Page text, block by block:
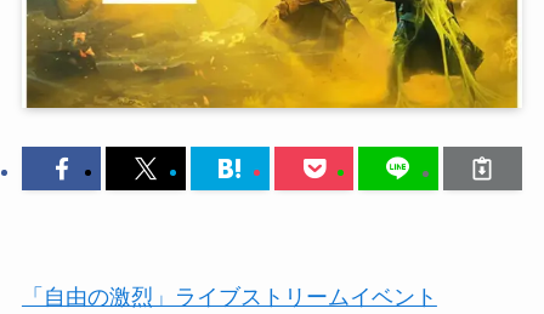
「自由の激烈」ライブストリームイベント